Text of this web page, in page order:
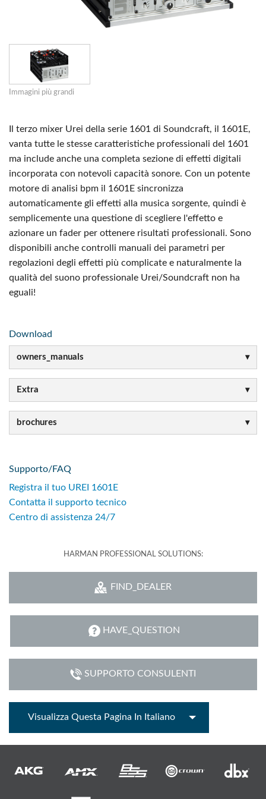
Immagini più grandi
Il terzo mixer Urei della serie 1601 di Soundcraft, il 1601E,
vanta tutte le stesse caratteristiche professionali del 1601
ma include anche una completa sezione di effetti digitali
incorporata con notevoli capacità sonore. Con un potente
motore di analisi bpm il 1601E sincronizza
automaticamente gli effetti alla musica sorgente, quindi è
semplicemente una questione di scegliere l'effetto e
azionare un fader per ottenere risultati professionali. Sono
disponibili anche controlli manuali dei parametri per
regolazioni degli effetti più complicate e naturalmente la
qualità del suono professionale Urei/Soundcraft non ha
eguali!
Download
owners_manuals
Extra
brochures
Supporto/FAQ
Registra il tuo UREI 1601E
Contatta il supporto tecnico
Centro di assistenza 24/7
HARMAN PROFESSIONAL SOLUTIONS:
FIND_DEALER
HAVE_QUESTION
SUPPORTO CONSULENTI
Visualizza Questa Pagina In Italiano